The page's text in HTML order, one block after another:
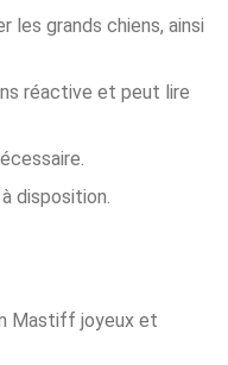
les grands chiens, ainsi
réactive et peut lire
disposition.
Mastiff joyeux et